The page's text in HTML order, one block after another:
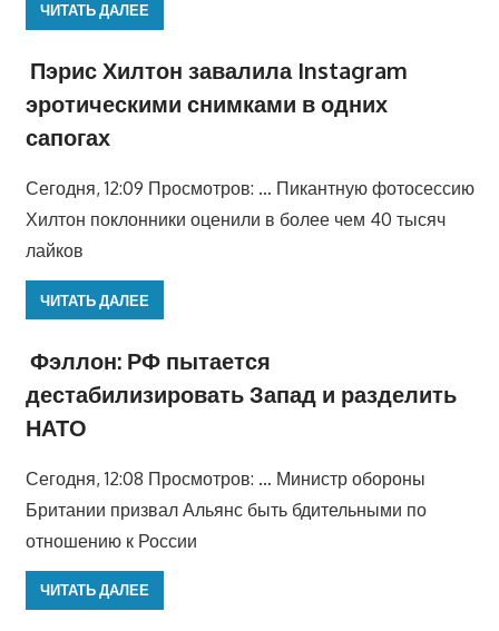
ЧИТАТЬ ДАЛЕЕ
Пэрис Хилтон завалила Instagram
эротическими снимками в одних
сапогах
Сегодня, 12:09 Просмотров: … Пикантную фотосессию
Хилтон поклонники оценили в более чем 40 тысяч
лайков
ЧИТАТЬ ДАЛЕЕ
Фэллон: РФ пытается
дестабилизировать Запад и разделить
НАТО
Сегодня, 12:08 Просмотров: … Министр обороны
Британии призвал Альянс быть бдительными по
отношению к России
ЧИТАТЬ ДАЛЕЕ